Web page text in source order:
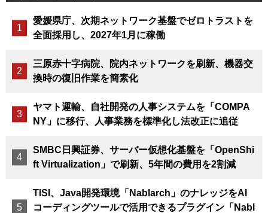
愛媛県庁、次期ネットワーク基盤でゼロトラストを
全面採用し、2027年1月に稼働
三原赤十字病院、院内ネットワークを刷新、機器交
換時の復旧作業を簡素化
ヤマト運輸、自社開発の人事システムを「COMPA
NY」に移行、人事業務を標準化し法改正に追従
SMBC日興証券、サーバー仮想化基盤を「OpenShi
ft Virtualization」で刷新、5年間の費用を2割減
TISI、Java開発環境「Nablarch」のナレッジをAI
コーディングツールで活用できるプラグイン「Nabl